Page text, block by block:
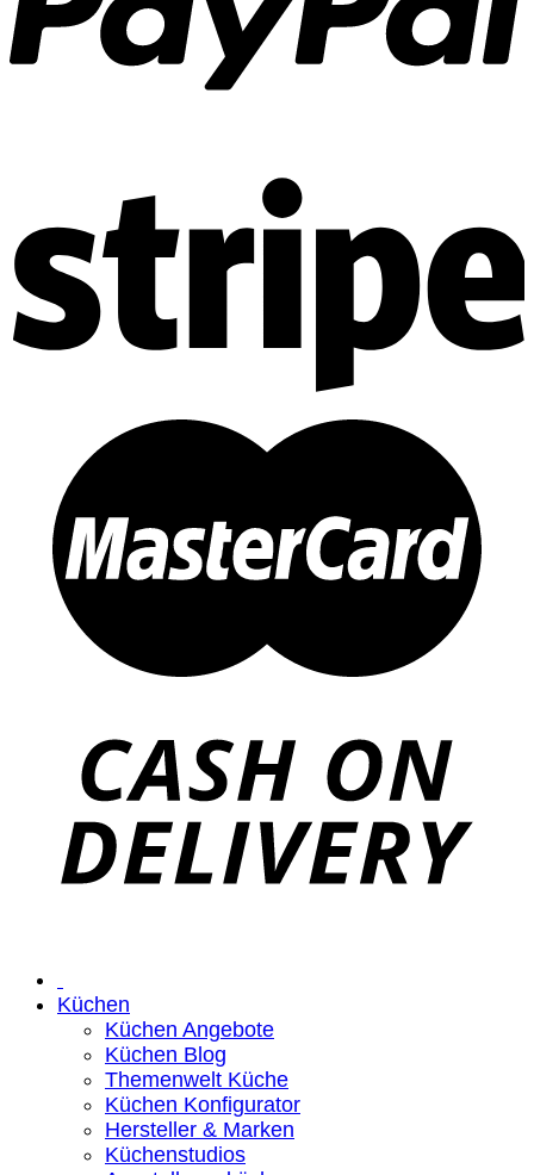
Küchen
Küchen Angebote
Küchen Blog
Themenwelt Küche
Küchen Konfigurator
Hersteller & Marken
Küchenstudios